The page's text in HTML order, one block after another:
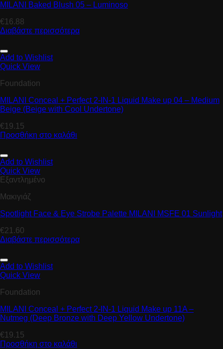
MILANI Baked Blush 05 – Luminoso
€16.88
Διαβάστε περισσότερα
Add to Wishlist
Quick View
Foundation
MILANI Conceal + Perfect 2-IN-1 Liquid Make up 04 – Medium
Beige (Beige with Cool Undertone)
€19.15
Προσθήκη στο καλάθι
Add to Wishlist
Quick View
Εξαντλημένο
Μακιγιάζ
Spotlight Face & Eye Strobe Palette MILANI MSFE 01 Sunlight
€21.60
Διαβάστε περισσότερα
Add to Wishlist
Quick View
Foundation
MILANI Conceal + Perfect 2-IN-1 Liquid Make up 11A –
Nutmeg (Deep Bronze with Deep Yellow Undertone)
€19.15
Προσθήκη στο καλάθι